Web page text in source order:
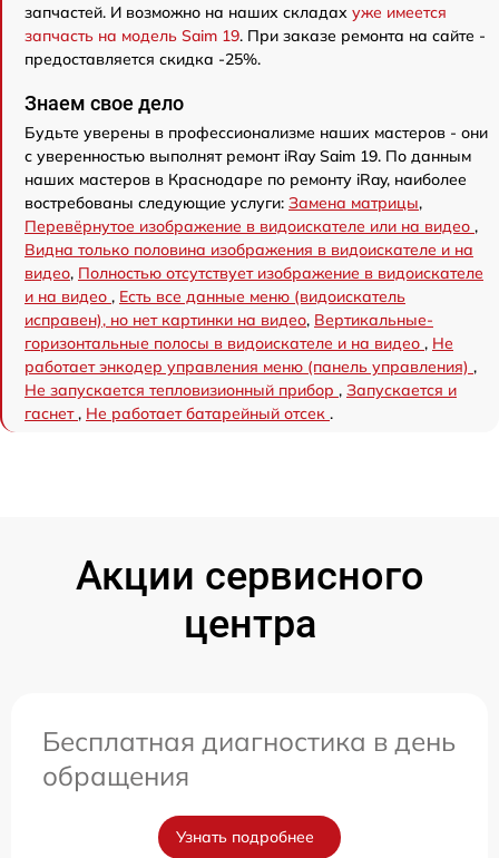
запчастей. И возможно на наших складах уже имеется
запчасть на модель Saim 19. При заказе ремонта на сайте -
предоставляется скидка -25%.
Знаем свое дело
Будьте уверены в профессионализме наших мастеров - они
с уверенностью выполнят ремонт iRay Saim 19. По данным
наших мастеров в Краснодаре по ремонту iRay, наиболее
востребованы следующие услуги: Замена матрицы,
Перевёрнутое изображение в видоискателе или на видео ,
Видна только половина изображения в видоискателе и на
видео, Полностью отсутствует изображение в видоискателе
и на видео , Есть все данные меню (видоискатель
исправен), но нет картинки на видео, Вертикальные-
горизонтальные полосы в видоискателе и на видео , Не
работает энкодер управления меню (панель управления) ,
Не запускается тепловизионный прибор , Запускается и
гаснет, Не работает батарейный отсек .
Акции сервисного
центра
Бесплатная диагностика в день
обращения
Узнать подробнее